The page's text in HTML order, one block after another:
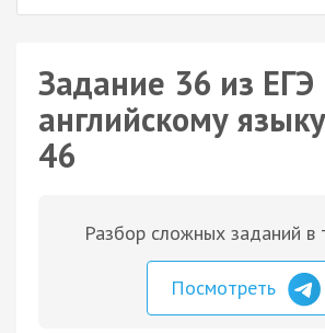
Задание 36 из ЕГЭ
английскому
46
Разбор сложных заданий в
Посмотреть